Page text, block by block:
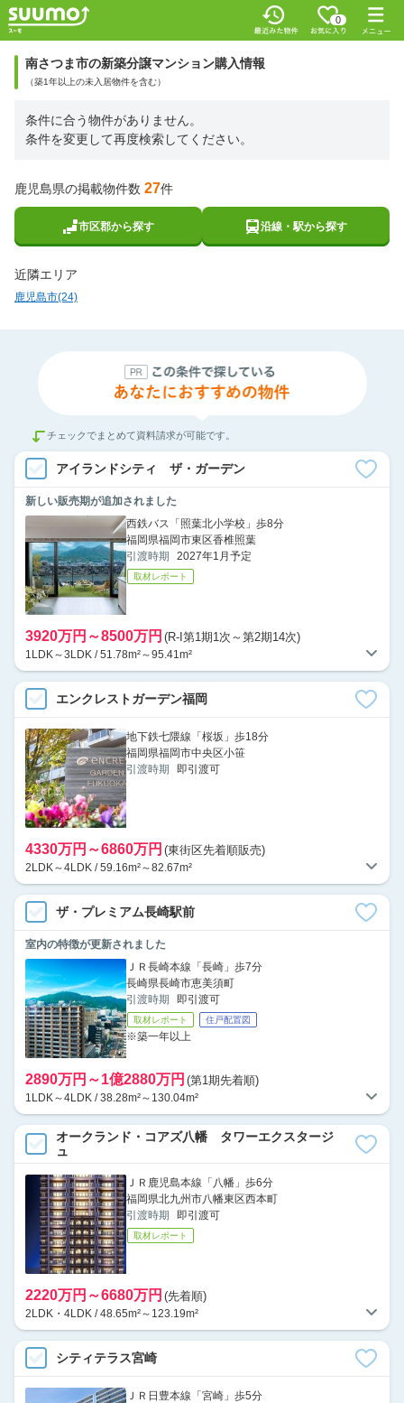
0
南さつま市の新築分譲マンション購入情報
（築1年以上の未入居物件を含む）
条件に合う物件がありません。
条件を変更して再度検索してください。
鹿児島県の掲載物件数 27件
市区郡から探す 沿線・駅から探す
近隣エリア
鹿児島市(24)
チェックでまとめて資料請求が可能です。
アイランドシティ ザ・ガーデン
新しい販売期が追加されました
西鉄バス「照葉北小学校」歩8分
福岡県福岡市東区香椎照葉
引渡時期
2027年1月予定
取材レポート
3920万円～8500万円 (R-I第1期1次～第2期14次)
1LDK～3LDK / 51.78m²～95.41m²
エンクレストガーデン福岡
地下鉄七隈線「桜坂」歩18分
福岡県福岡市中央区小笹
引渡時期
即引渡可
4330万円～6860万円 (東街区先着順販売)
2LDK～4LDK / 59.16m²～82.67m²
ザ・プレミアム長崎駅前
室内の特徴が更新されました
ＪＲ長崎本線「長崎」歩7分
長崎県長崎市恵美須町
引渡時期
即引渡可
取材レポート 住戸配置図
※築一年以上
2890万円～1億2880万円 (第1期先着順)
1LDK～4LDK / 38.28m²～130.04m²
オークランド・コアズ八幡 タワーエクスタージ
ュ
ＪＲ鹿児島本線「八幡」歩6分
福岡県北九州市八幡東区西本町
引渡時期
即引渡可
取材レポート
2220万円～6680万円 (先着順)
2LDK・4LDK / 48.65m²～123.19m²
シティテラス宮崎
ＪＲ日豊本線「宮崎」歩5分